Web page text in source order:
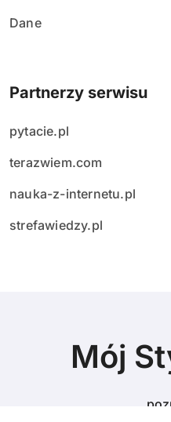
Dane
Partnerzy serwisu
pytacie.pl
terazwiem.com
nauka-z-internetu.pl
strefawiedzy.pl
Mój